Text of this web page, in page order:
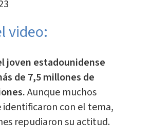
video:
joven estadounidense
de 7,5 millones de
Aunque muchos
identificaron con el tema,
repudiaron su actitud.